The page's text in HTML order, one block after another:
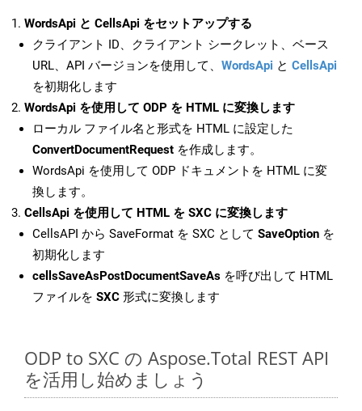
WordsApi と CellsApi をセットアップする
クライアント ID、クライアント シークレット、ベース
URL、API バージョンを使用して、 WordsApi と CellsApi
を初期化します
WordsApi を使用して ODP を HTML に変換します
ローカル ファイル名と形式を HTML に設定した
ConvertDocumentRequest を作成します。
WordsApi を使用して ODP ドキュメントを HTML に変
換します。
CellsApi を使用して HTML を SXC に変換します
CellsAPI から SaveFormat を SXC として SaveOption を
初期化します
cellsSaveAsPostDocumentSaveAs を呼び出して HTML
ファイルを SXC 形式に変換します
ODP to SXC の Aspose.Total REST API
を活用し始めましょう